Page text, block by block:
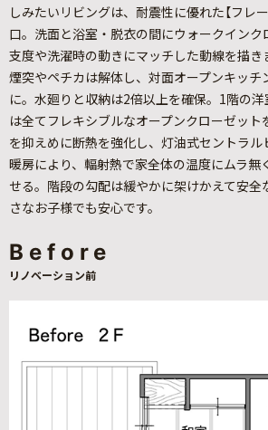
しみたいリビングは、耐震性に優れた【フレ
口。洗面と浴室・脱衣の間にウォークインク
支度や洗濯時の動きにマッチした動線を描き
煙突やペチカは解体し、対面オープンキッチ
に。水廻りと収納は2倍以上を確保。1階の
は全てフレキシブルなオープンクローゼッ
を抑えめに断熱を強化し、灯油式セントラル
暖房により、輻射熱で家全体の温度にムラ無
せる。階段の勾配は緩やかに架けかえて安
さなお子様でも安心です。
Before
リノベーション前